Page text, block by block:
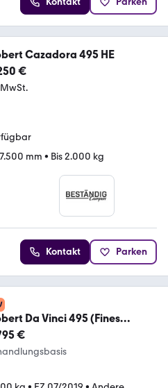
Cazadora 495 HE
€
MwSt.
7.500 mm • Bis 2.000 kg
Kontakt Parken
Da Vinci 495 (Fines
1800
€